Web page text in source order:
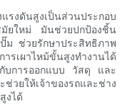
งดันสูงเป็นส่วนประกอบ
มัยใหม่ มันช่วยปกป้องชิ้น
ม ช่วยรักษาประสิทธิภาพ
รเผาไหม้ขั้นสูงทำงานได้
กับการออกแบบ วัสดุ และ
ให้เจ้าของรถและช่าง
งได้